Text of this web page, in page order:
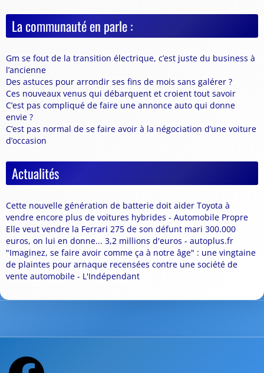
La communauté en parle :
Gm se fout de la transition électrique, c’est juste du business à
l’ancienne
Des astuces pour arrondir ses fins de mois sans galérer ?
Ces nouveaux venus qui débarquent et croient tout savoir
C’est pas compliqué de faire une annonce auto qui donne
envie ?
C’est pas normal de se faire avoir à la négociation d’une voiture
d’occasion
Actualités
Cette nouvelle génération de batterie doit aider Toyota à
vendre encore plus de voitures hybrides - Automobile Propre
Elle veut vendre la Ferrari 275 de son défunt mari 300.000
euros, on lui en donne... 3,2 millions d'euros - autoplus.fr
"Imaginez, se faire avoir comme ça à notre âge" : une vingtaine
de plaintes pour arnaque recensées contre une société de
vente automobile - L'Indépendant